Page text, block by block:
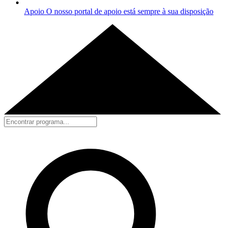
Apoio O nosso portal de apoio está sempre à sua disposição